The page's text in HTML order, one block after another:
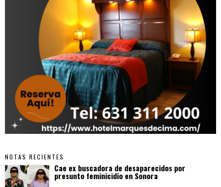
NOTAS RECIENTES
Cae ex buscadora de desaparecidos por
presunto feminicidio en Sonora